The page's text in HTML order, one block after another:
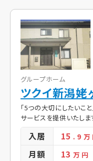
グループホーム
ツクイ新潟姥
「5つの大切にしたいこ
サービスを提供いたしま
入居 15 . 9 万
月額 13万 円